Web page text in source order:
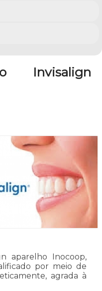
Invisalign
aparelho Inocoop,
por meio de
agrada à